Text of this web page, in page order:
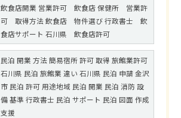
飲食店開業 営業許可 飲食店 保健所 営業許
可 取得方法 飲食店 物件選び 行政書士 飲
食店サポート 石川県 飲食店許可
民泊 開業 方法 簡易宿所 許可 取得 旅館業許可
石川県 民泊 旅館業 違い 石川県 民泊 申請 金沢
市 民泊 許可 用途地域 民泊 開業 民泊 消防 設
備 基準 行政書士 民泊 サポート 民泊 図面 作成
支援